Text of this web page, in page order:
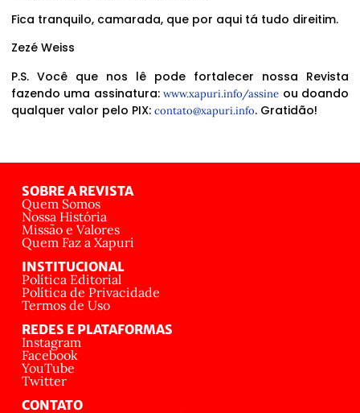
Fica tranquilo, camarada, que por aqui tá tudo direitim.
Zezé Weiss
P.S. Você que nos lê pode fortalecer nossa Revista
fazendo uma assinatura:www.xapuri.info/assine ou doando
qualquer valor pelo PIX: contato@xapuri.info. Gratidão!
SOBRE A REVISTA
Quem Somos
Nossa História
Missão e Valores
Quem Faz a Xapuri
INSTITUCIONAL
Política Editorial
Política de Privacidade
Termos de Uso
REDES E PLATAFORMAS
Instagram
Facebook
YouTube
Twitter
CONTATO